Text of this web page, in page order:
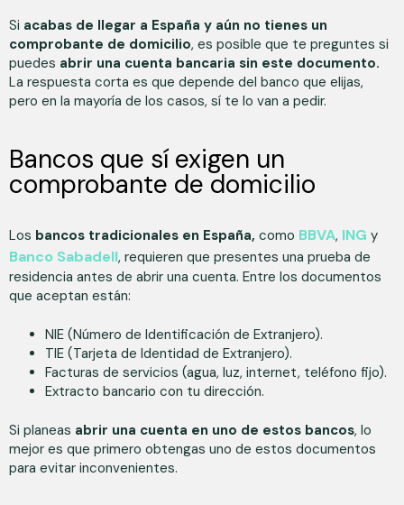
Si acabas de llegar a España y aún no tienes un
comprobante de domicilio, es posible que te preguntes si
puedes abrir una cuenta bancaria sin este documento.
La respuesta corta es que depende del banco que elijas,
pero en la mayoría de los casos, sí te lo van a pedir.
Bancos que sí exigen un
comprobante de domicilio
Los bancos tradicionales en España, como BBVA, ING y
Banco Sabadell, requieren que presentes una prueba de
residencia antes de abrir una cuenta. Entre los documentos
que aceptan están:
NIE (Número de Identificación de Extranjero).
TIE (Tarjeta de Identidad de Extranjero).
Facturas de servicios (agua, luz, internet, teléfono fijo).
Extracto bancario con tu dirección.
Si planeas abrir una cuenta en uno de estos bancos, lo
mejor es que primero obtengas uno de estos documentos
para evitar inconvenientes.